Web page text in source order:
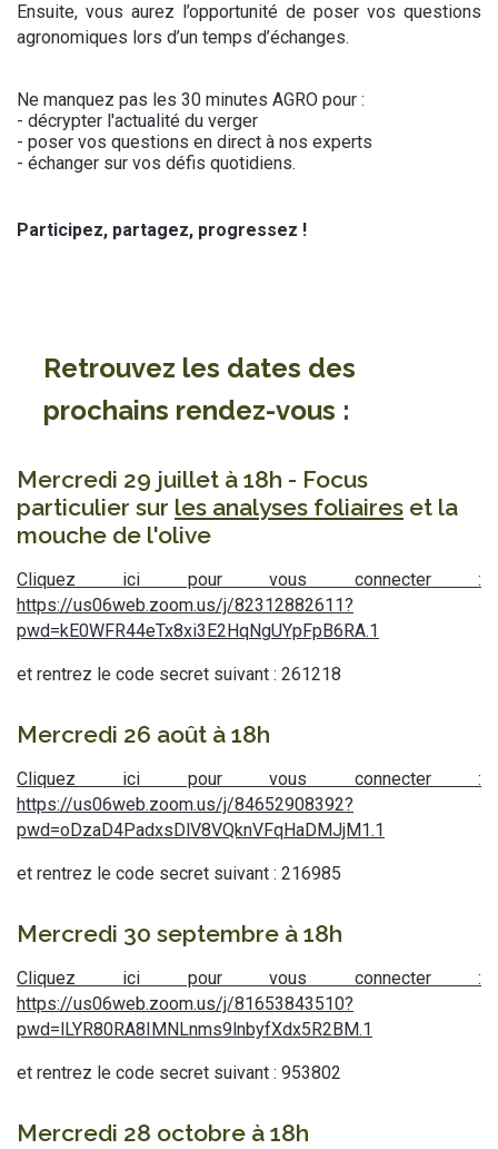
Ensuite, vous aurez l’opportunité de poser vos questions
agronomiques lors d’un temps d’échanges.
Ne manquez pas les 30 minutes AGRO pour :
- décrypter l'actualité du verger
- poser vos questions en direct à nos experts
- échanger sur vos défis quotidiens.
Participez, partagez, progressez !
Retrouvez les dates des
prochains rendez-vous :
Mercredi 29 juillet à 18h - Focus
particulier sur les analyses foliaires et la
mouche de l'olive
Cliquez ici pour vous connecter :
https://us06web.zoom.us/j/82312882611?
pwd=kE0WFR44eTx8xi3E2HqNgUYpFpB6RA.1
et rentrez le code secret suivant : 261218
Mercredi 26 août à 18h
Cliquez ici pour vous connecter :
https://us06web.zoom.us/j/84652908392?
pwd=oDzaD4PadxsDlV8VQknVFqHaDMJjM1.1
et rentrez le code secret suivant : 216985
Mercredi 30 septembre à 18h
Cliquez ici pour vous connecter :
https://us06web.zoom.us/j/81653843510?
pwd=lLYR80RA8IMNLnms9lnbyfXdx5R2BM.1
et rentrez le code secret suivant : 953802
Mercredi 28 octobre à 18h